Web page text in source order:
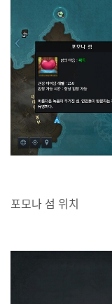
포모나 섬 위치